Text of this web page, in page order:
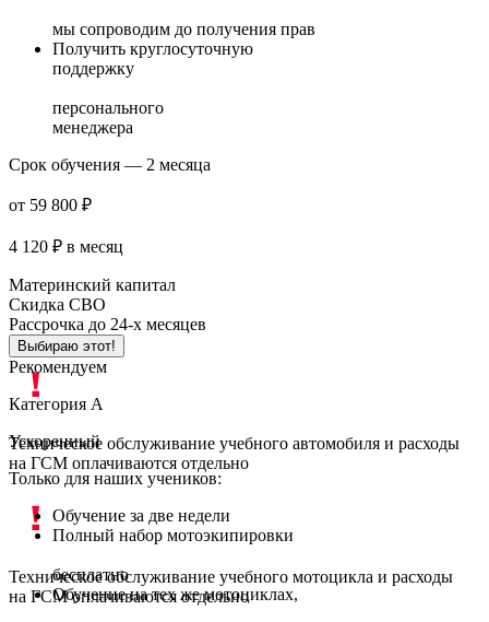
мы сопроводим до получения прав
Получить круглосуточную
поддержку
персонального
менеджера
Срок обучения — 2 месяца
от 59 800 ₽
4 120 ₽ в месяц
Материнский капитал
Скидка СВО
Рассрочка до 24-х месяцев
Выбираю этот!
Рекомендуем
Категория A
Ускоренный
Только для наших учеников:
Обучение за две недели
Полный набор мотоэкипировки
бесплатно
Обучение на тех же мотоциклах,
Техническое обслуживание учебного автомобиля и расходы
на ГСМ оплачиваются отдельно
Техническое обслуживание учебного мотоцикла и расходы
на ГСМ оплачиваются отдельно